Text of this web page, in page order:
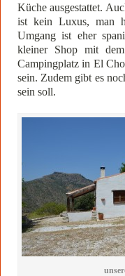
Küche ausgestattet.
ist kein Luxus, man
Umgang ist eher
kleiner Shop mit
Campingplatz in El
sein. Zudem gibt es
sein soll.